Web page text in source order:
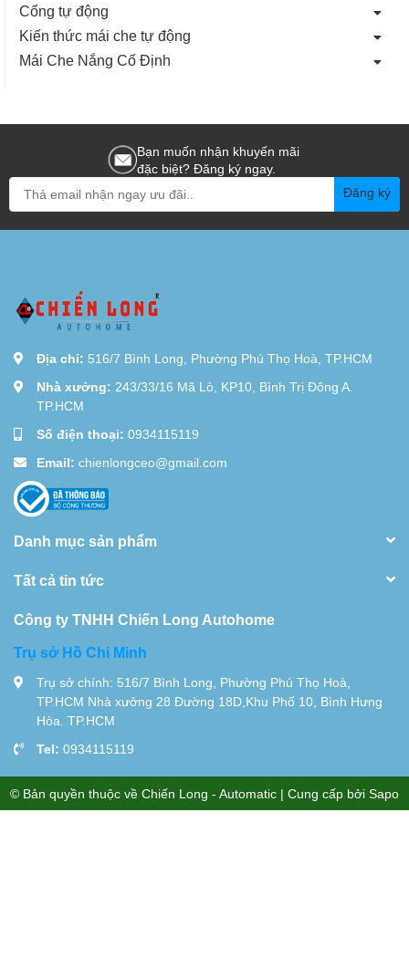
Cổng tự động
Kiến thức mái che tự động
Mái Che Nắng Cố Định
Bạn muốn nhận khuyến mãi
đặc biệt? Đăng ký ngay.
Đăng ký
Địa chỉ: 516/7 Bình Long, Phường Phú Thọ Hoà, TP.HCM
Nhà xưởng: 243/33/16 Mã Lò, KP10, Bình Trị Đông A.
TP.HCM
Số điện thoại: 0934115119
Email: chienlongceo@gmail.com
Danh mục sản phẩm
Tất cả tin tức
Công ty TNHH Chiến Long Autohome
Trụ sở Hồ Chi Minh
Trụ sở chính: 516/7 Bình Long, Phường Phú Thọ Hoà,
TP.HCM Nhà xưởng 28 Đường 18D,Khu Phố 10, Bình Hưng
Hòa. TP.HCM
Tel: 0934115119
© Bản quyền thuộc về Chiến Long - Automatic | Cung cấp bởi Sapo